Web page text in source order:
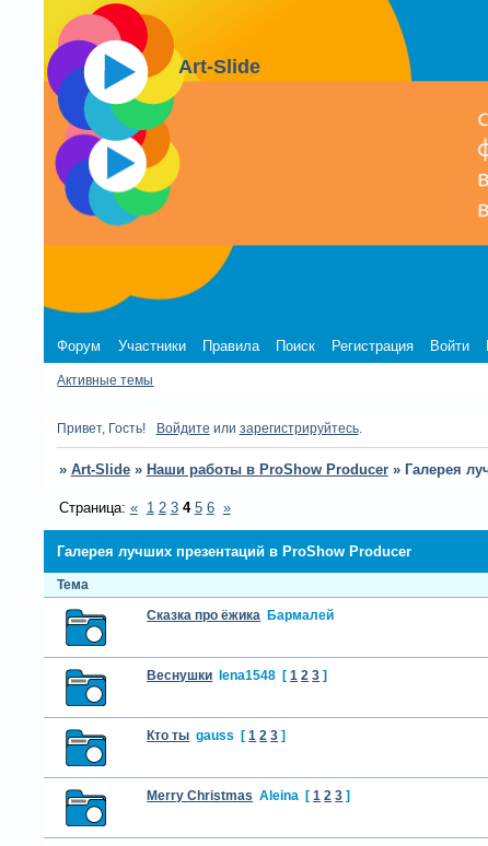
Art-Slide
Форум Участники Правила Поиск Регистрация Войти
Активные темы
Привет, Гость! Войдите или зарегистрируйтесь.
» Art-Slide » Наши работы в ProShow Producer » Галерея
Галерея лучших презентаций в ProShow Producer
Страница: « 1 2 3 4 5 6 »
Тема
Сказка про ёжика Бармалей
Веснушки lena1548 [ 1 2 3 ]
Кто ты gauss [ 1 2 3 ]
Merry Christmas Aleina [ 1 2 3 ]